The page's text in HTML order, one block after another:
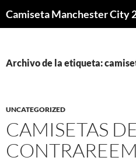
Camiseta Manchester City
Archivo de la etiqueta:
UNCATEGORIZED
CAMISETAS